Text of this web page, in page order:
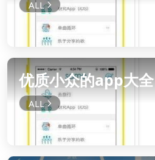
优质小众的app大全